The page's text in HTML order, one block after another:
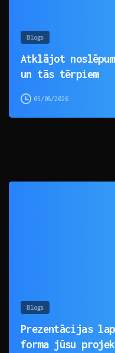
Blogs
Atklājot
un tās tērpiem
05/08/2026
Blogs
Prezentācijas
forma jūsu